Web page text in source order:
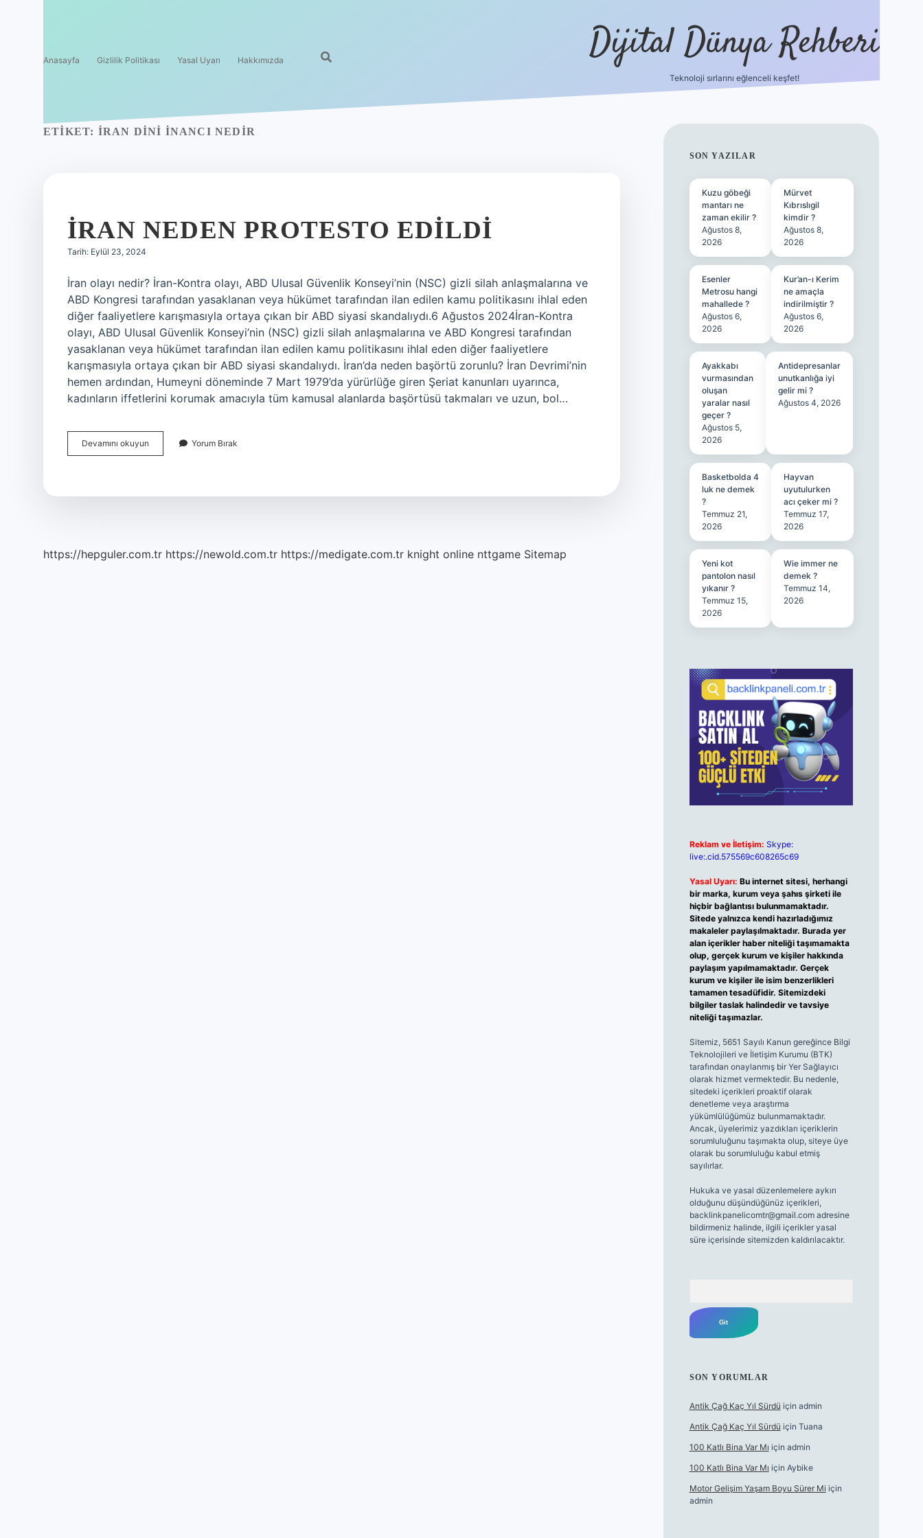
Anasayfa Gizlilik Politikası Yasal Uyarı Hakkımızda Dijital Dünya Rehberi
Teknoloji sırlarını eğlenceli keşfet!
ETIKET: İRAN DINI INANCI NEDIR
İRAN NEDEN PROTESTO EDILDI
Tarih: Eylül 23, 2024
İran olayı nedir? İran-Kontra olayı, ABD Ulusal Güvenlik Konseyi’nin (NSC) gizli silah anlaşmalarına ve
ABD Kongresi tarafından yasaklanan veya hükümet tarafından ilan edilen kamu politikasını ihlal eden
diğer faaliyetlere karışmasıyla ortaya çıkan bir ABD siyasi skandalıydı.6 Ağustos 2024İran-Kontra
olayı, ABD Ulusal Güvenlik Konseyi’nin (NSC) gizli silah anlaşmalarına ve ABD Kongresi tarafından
yasaklanan veya hükümet tarafından ilan edilen kamu politikasını ihlal eden diğer faaliyetlere
karışmasıyla ortaya çıkan bir ABD siyasi skandalıydı. İran’da neden başörtü zorunlu? İran Devrimi’nin
hemen ardından, Humeyni döneminde 7 Mart 1979’da yürürlüğe giren Şeriat kanunları uyarınca,
kadınların iffetlerini korumak amacıyla tüm kamusal alanlarda başörtüsü takmaları ve uzun, bol…
Devamını okuyun
Neden
Yorum Bırak
https://hepguler.com.tr https://newold.com.tr https://medigate.com.tr knight online nttgame Sitemap
SIDEBAR
SON YAZILAR
Kuzu göbeği
mantarı ne
zaman ekilir ?
Ağustos 8,
2026
Mürvet
Kıbrıslıgil
kimdir ?
Ağustos 8,
2026
Esenler
Metrosu hangi
mahallede ?
Ağustos 6,
2026
Kur’an-ı Kerim
ne amaçla
indirilmiştir ?
Ağustos 6,
2026
Ayakkabı
vurmasından
oluşan
yaralar nasıl
geçer ?
Ağustos 5,
2026
Antidepresanlar
unutkanlığa iyi
gelir mi ?
Ağustos 4, 2026
Basketbolda 4
luk ne demek
?
Temmuz 21,
2026
Hayvan
uyutulurken
acı çeker mi ?
Temmuz 17,
2026
Yeni kot
pantolon nasıl
yıkanır ?
Temmuz 15,
2026
Wie immer ne
demek ?
Temmuz 14,
2026
Reklam ve İletişim: Skype:
live:.cid.575569c608265c69
Yasal Uyarı: Bu internet sitesi, herhangi
bir marka, kurum veya şahıs şirketi ile
hiçbir bağlantısı bulunmamaktadır.
Sitede yalnızca kendi hazırladığımız
makaleler paylaşılmaktadır. Burada yer
alan içerikler haber niteliği taşımamakta
olup, gerçek kurum ve kişiler hakkında
paylaşım yapılmamaktadır. Gerçek
kurum ve kişiler ile isim benzerlikleri
tamamen tesadüfidir. Sitemizdeki
bilgiler taslak halindedir ve tavsiye
niteliği taşımazlar.
Sitemiz, 5651 Sayılı Kanun gereğince Bilgi
Teknolojileri ve İletişim Kurumu (BTK)
tarafından onaylanmış bir Yer Sağlayıcı
olarak hizmet vermektedir. Bu nedenle,
sitedeki içerikleri proaktif olarak
denetleme veya araştırma
yükümlülüğümüz bulunmamaktadır.
Ancak, üyelerimiz yazdıkları içeriklerin
sorumluluğunu taşımakta olup, siteye üye
olarak bu sorumluluğu kabul etmiş
sayılırlar.
Hukuka ve yasal düzenlemelere aykırı
olduğunu düşündüğünüz içerikleri,
backlinkpanelicomtr@gmail.comadresine
bildirmeniz halinde, ilgili içerikler yasal
süre içerisinde sitemizden kaldırılacaktır.
SON YORUMLAR
Antik Çağ Kaç Yıl Sürdü için admin
Antik Çağ Kaç Yıl Sürdü için Tuana
100 Katlı Bina Var Mı için admin
100 Katlı Bina Var Mı için Aybike
Motor Gelişim Yaşam Boyu Sürer Mi için
admin
tulipbet güncel